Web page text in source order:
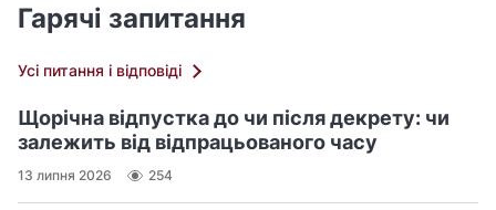
Гарячі запитання
Усі питання і відповіді
Щорічна відпустка до чи після декрету: чи
залежить від відпрацьованого часу
13 липня 2026 254